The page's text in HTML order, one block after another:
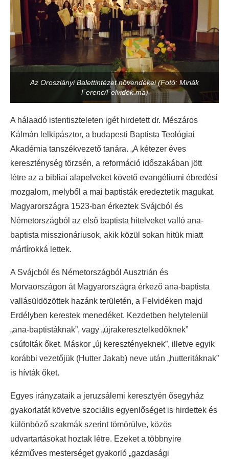
Az Oroszlányi Balettintézet növendékei (Fotó: Miriák
Ferenc/Felvidék.ma)
A hálaadó istentiszteleten igét hirdetett dr. Mészáros
Kálmán lelkipásztor, a budapesti Baptista Teológiai
Akadémia tanszékvezető tanára. „A kétezer éves
kereszténység törzsén, a reformáció időszakában jött
létre az a bibliai alapelveket követő evangéliumi ébredési
mozgalom, melyből a mai baptisták eredeztetik magukat.
Magyarországra 1523-ban érkeztek Svájcból és
Németországból az első baptista hitelveket valló ana-
baptista misszionáriusok, akik közül sokan hitük miatt
mártírokká lettek.
A Svájcból és Németországból Ausztrián és
Morvaországon át Magyarországra érkező ana-baptista
vallásüldözöttek hazánk területén, a Felvidéken majd
Erdélyben kerestek menedéket. Kezdetben helytelenül
„ana-baptistáknak”, vagy „újrakeresztelkedőknek”
csúfolták őket. Máskor „új keresztényeknek”, illetve egyik
korábbi vezetőjük (Hutter Jakab) neve után „hutteritáknak”
is hívták őket.
Egyes irányzataik a jeruzsálemi keresztyén ősegyház
gyakorlatát követve szociális egyenlőséget is hirdettek és
különböző szakmák szerint tömörülve, közös
udvartartásokat hoztak létre. Ezeket a többnyire
kézműves mesterséget gyakorló „gazdasági